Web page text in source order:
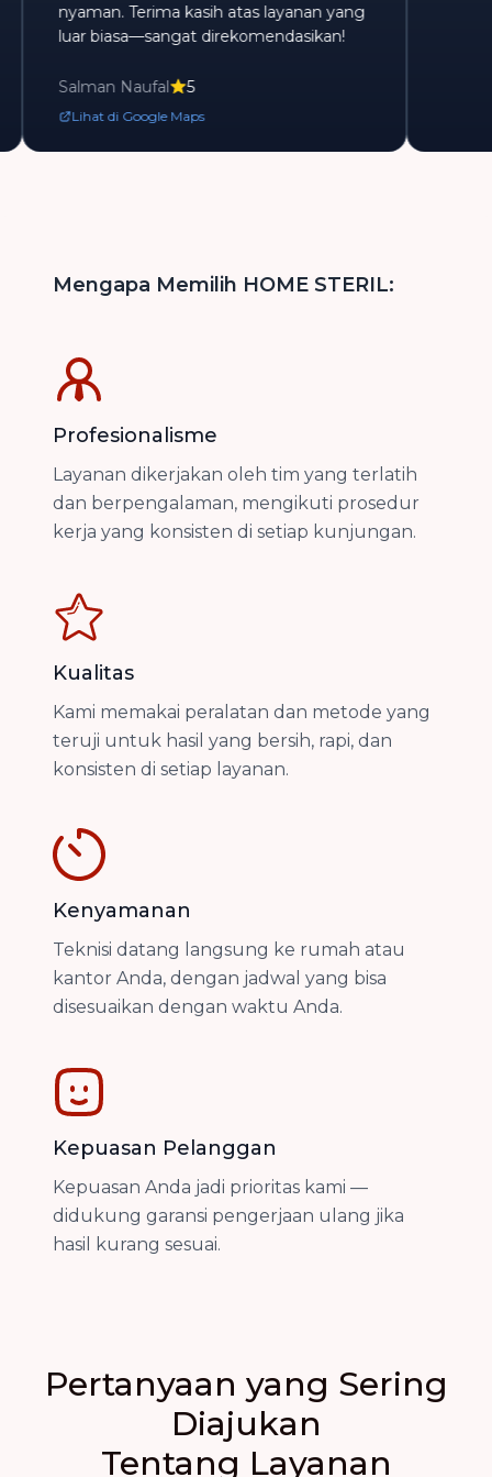
nyaman. Terima kasih atas layanan yang
luar biasa—sangat direkomendasikan!
Salman Naufal
Lihat di Google Maps
Mengapa Memilih HOME STERIL:
Profesionalisme
Layanan dikerjakan oleh tim yang terlatih
dan berpengalaman, mengikuti prosedur
kerja yang konsisten di setiap kunjungan.
Kualitas
Kami memakai peralatan dan metode yang
teruji untuk hasil yang bersih, rapi, dan
konsisten di setiap layanan.
Kenyamanan
Teknisi datang langsung ke rumah atau
kantor Anda, dengan jadwal yang bisa
disesuaikan dengan waktu Anda.
Kepuasan Pelanggan
Kepuasan Anda jadi prioritas kami —
didukung garansi pengerjaan ulang jika
hasil kurang sesuai.
Pertanyaan yang Sering
Diajukan
Tentang Layanan